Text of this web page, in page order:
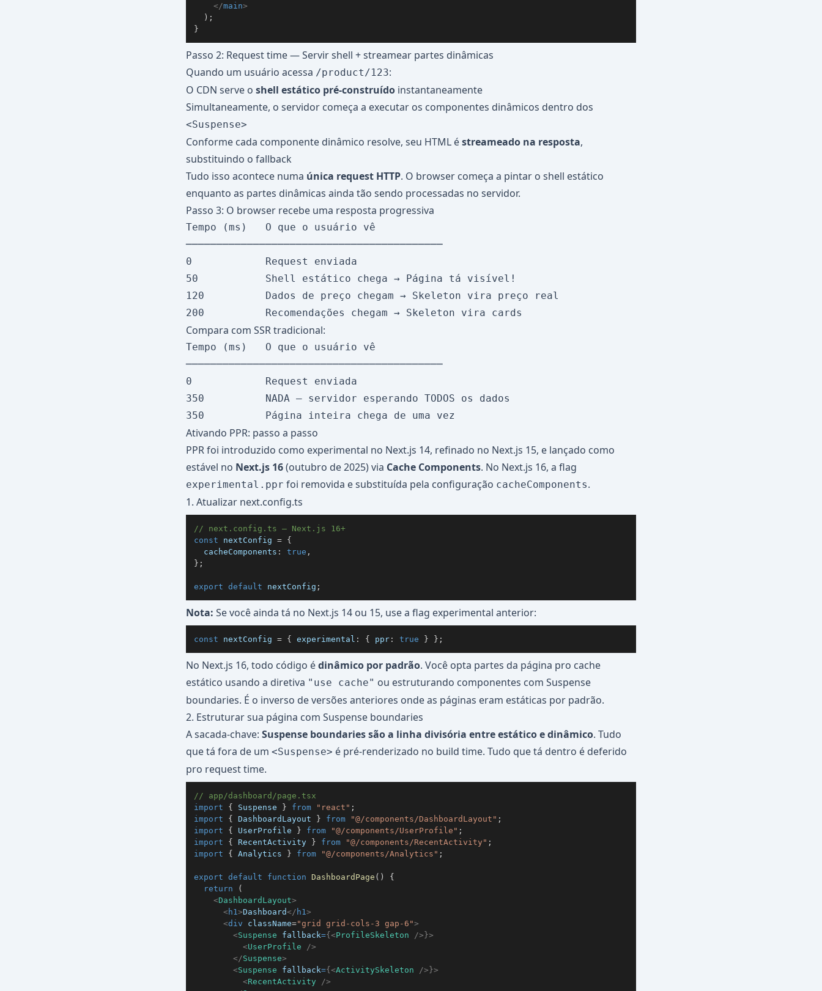
</main>
) ;
}
Passo 2: Request time — Servir shell + streamear partes dinâmicas
Quando um usuário acessa /product/123:
O CDN serve o shell estático pré-construído instantaneamente
Simultaneamente, o servidor começa a executar os componentes dinâmicos dentro dos
<Suspense>
Conforme cada componente dinâmico resolve, seu HTML éstreameado na resposta,
substituindo o fallback
Tudo isso acontece numa única request HTTP. O browser começa a pintar o shell estático
enquanto as partes dinâmicas ainda tão sendo processadas no servidor.
Passo 3: O browser recebe uma resposta progressiva
Tempo (ms)   O que o usuário vê
──────────────────────────────────────────
0            Request enviada
50           Shell estático chega → Página tá visível!
120          Dados de preço chegam → Skeleton vira preço real
Compara com SSR tradicional:
Tempo (ms)   O que o usuário vê
──────────────────────────────────────────
0            Request enviada
350          NADA — servidor esperando TODOS os dados
Ativando PPR: passo a passo
PPR foi introduzido como experimental no Next.js 14, refinado no Next.js 15, e lançado como
estável no Next.js 16(outubro de 2025) via Cache Components. No Next.js 16, a flag
experimental.ppr foi removida e substituída pela configuração cacheComponents.
1. Atualizar next.config.ts
// next.config.ts — Next.js 16+
const nextConfig = {
  cacheComponents
: true ,
} ;
export default nextConfig ;
Nota: Se você ainda tá no Next.js 14 ou 15, use a flag experimental anterior:
const nextConfig = { experimental : { ppr : true } } ;
No Next.js 16, todo código édinâmico por padrão. Você opta partes da página pro cache
estático usando a diretiva "use cache" ou estruturando componentes com Suspense
boundaries. É o inverso de versões anteriores onde as páginas eram estáticas por padrão.
2. Estruturar sua página com Suspense boundaries
A sacada-chave: Suspense boundaries são a linha divisória entre estático e dinâmico. Tudo
que tá fora de um <Suspense> é pré-renderizado no build time. Tudo que tá dentro é deferido
pro request time.
// app/dashboard/page.tsx
import
{ Suspense } from "react" ;
import
{ DashboardLayout } from "@/components/DashboardLayout" ;
import
{ UserProfile } from "@/components/UserProfile" ;
import
{ RecentActivity } from "@/components/RecentActivity" ;
import
{ Analytics } from "@/components/Analytics" ;
export default function DashboardPage ( )
{
return
(
<DashboardLayout>
<h1 >Dashboard</ h1 >
<div className="grid grid-cols-3 gap-6 ">
<Suspense fallback={<ProfileSkeleton />}>
<UserProfile
/>
</Suspense>
<Suspense fallback={<ActivitySkeleton />}>
<RecentActivity
/>